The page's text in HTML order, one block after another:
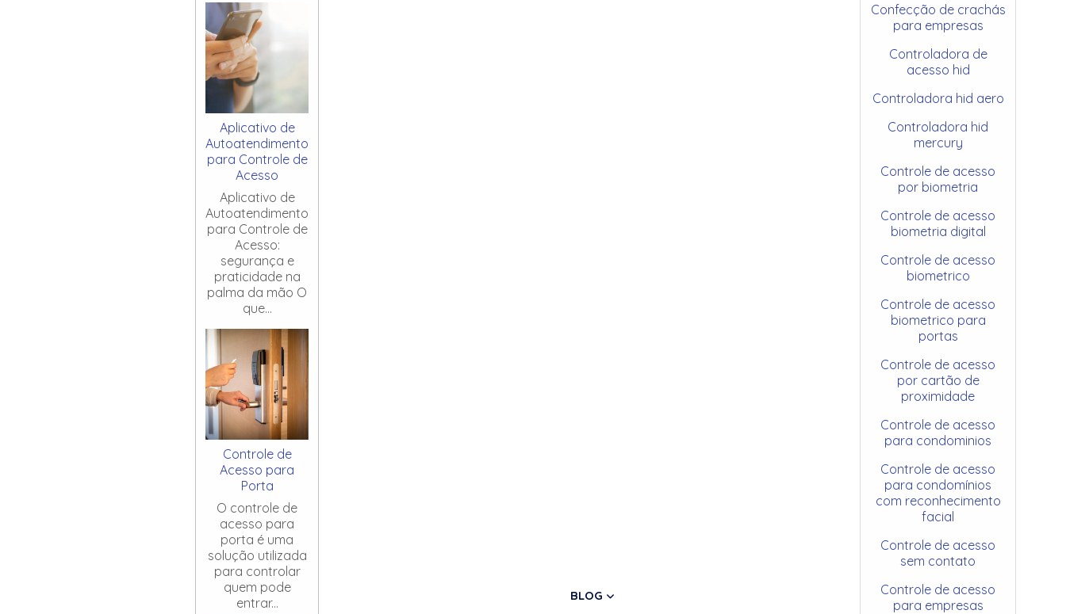
Aplicativo de
Autoatendimento
para Controle de
Acesso
Aplicativo de
Autoatendimento
para Controle de
Acesso:
segurança e
praticidade na
palma da mão O
que...
Controle de
Acesso para
Porta
O controle de
acesso para
porta é uma
solução utilizada
para controlar
quem pode
entrar...
BLOG
Confecção de crachás
para empresas
Controladora de
acesso hid
Controladora hid aero
Controladora hid
mercury
Controle de acesso
por biometria
Controle de acesso
biometria digital
Controle de acesso
biometrico
Controle de acesso
biometrico para
portas
Controle de acesso
por cartão de
proximidade
Controle de acesso
para condominios
Controle de acesso
para condomínios
com reconhecimento
facial
Controle de acesso
sem contato
Controle de acesso
para empresas